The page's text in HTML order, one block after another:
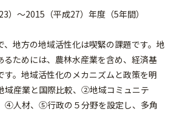
）～2015（平成27）年度（5年間）
、地方の地域活性化は喫緊の課題です。地
るためには、農林水産業を含め、経済基
す。地域活性化のメカニズムと政策を明
域産業と国際比較、②地域コミュニテ
④人材、⑤行政の５分野を設定し、多角